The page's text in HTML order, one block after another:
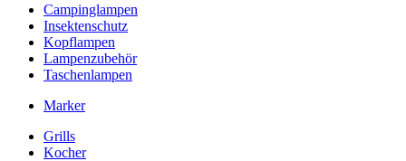
Campinglampen
Insektenschutz
Kopflampen
Lampenzubehör
Taschenlampen
Marker
Grills
Kocher